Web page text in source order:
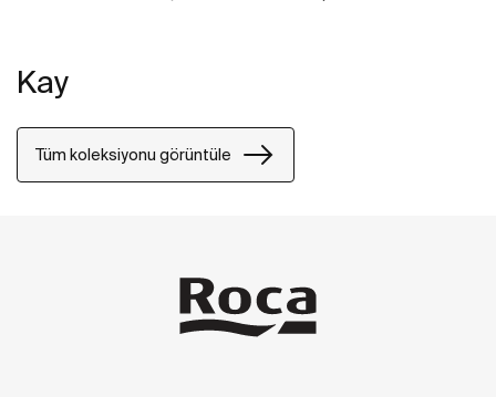
Kay
Tüm koleksiyonu görüntüle